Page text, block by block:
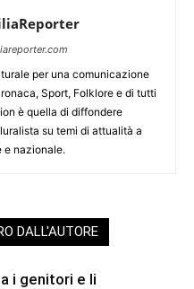
per una comunicazione
Sport, Folklore e di tutti
è quella di diffondere
su temi di attualità a
e nazionale.
DALL'AUTORE
i genitori e li